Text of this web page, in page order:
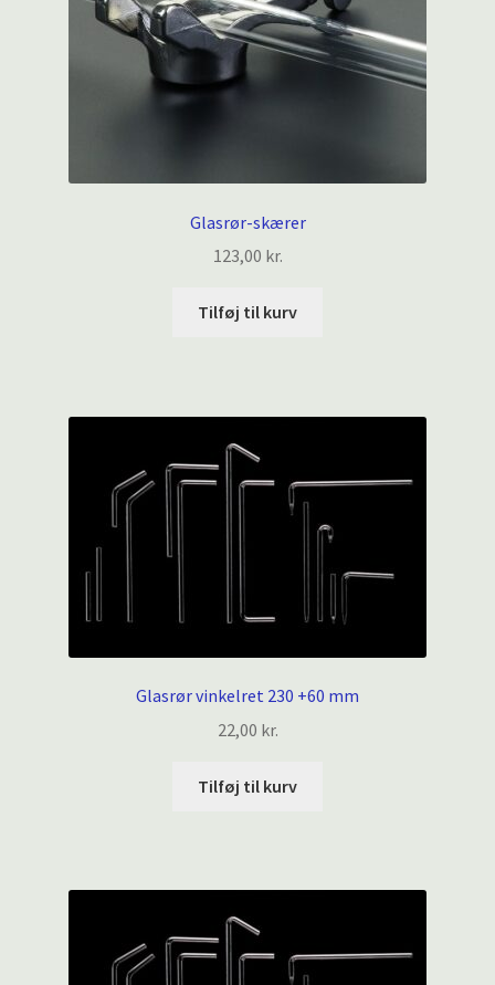
Glasrør-skærer
123,00 kr.
Tilføj til kurv
Glasrør vinkelret 230 +60 mm
22,00 kr.
Tilføj til kurv